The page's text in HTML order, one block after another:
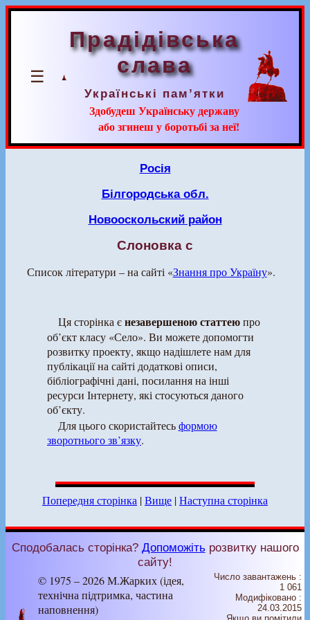
☰
Прадідівська
слава
Українські пам’ятки
Здобудеш Українську державу
або згинеш у боротьбі за неї!
Росія
Білгородська обл.
Новооскольский район
Слоновка с
Список літератури – на сайті «Знання про Україну».
Ця сторінка єнезавершеною статтеюпро
об’єкт класу «Село». Ви можете допомогти
розвитку проекту, якщо надішлете нам для
публікації на сайті додаткові описи,
бібліографічні дані, посилання на інші
ресурси Інтернету, які стосуються даного
об’єкту.
Для цього скористайтесьформою
зворотнього зв’язку.
Попередня сторінка |Вище |Наступна сторінка
Сподобалась сторінка? Допоможітьрозвитку нашого
сайту!
© 1975 – 2026 М.Жарких (ідея,
технічна підтримка, частина
наповнення)
Число завантажень :
1 061
Модифіковано :
24.03.2015